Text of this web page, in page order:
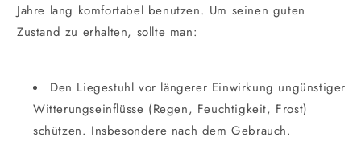
Jahre lang komfortabel benutzen. Um seinen guten
Zustand zu erhalten, sollte man:
Den Liegestuhl vor längerer Einwirkung ungünstiger
Witterungseinflüsse (Regen, Feuchtigkeit, Frost)
schützen. Insbesondere nach dem Gebrauch.